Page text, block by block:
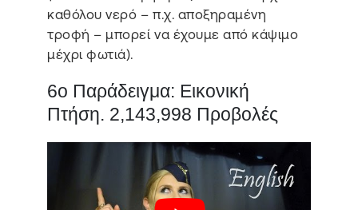
καθόλου νερό – π.χ. αποξηραμένη
τροφή – μπορεί να έχουμε από κάψιμο
μέχρι φωτιά).
6ο Παράδειγμα: Εικονική
Πτήση. 2,143,998 Προβολές